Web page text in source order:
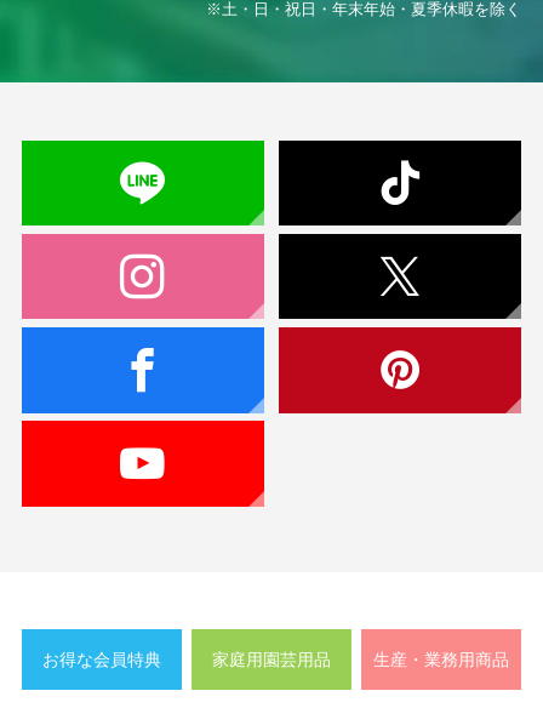
※土・日・祝日・年末年始・夏季休暇を除く
お得な会員特典 家庭用園芸用品 生産・業務用商品